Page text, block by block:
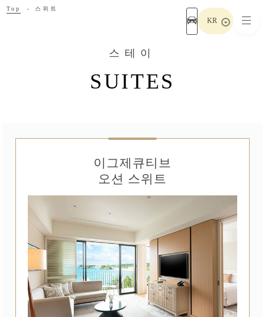
KR
Top 스위트
스테이
SUITES
이그제큐티브
오션 스위트